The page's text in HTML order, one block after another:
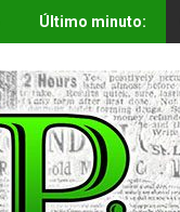
Último minuto: